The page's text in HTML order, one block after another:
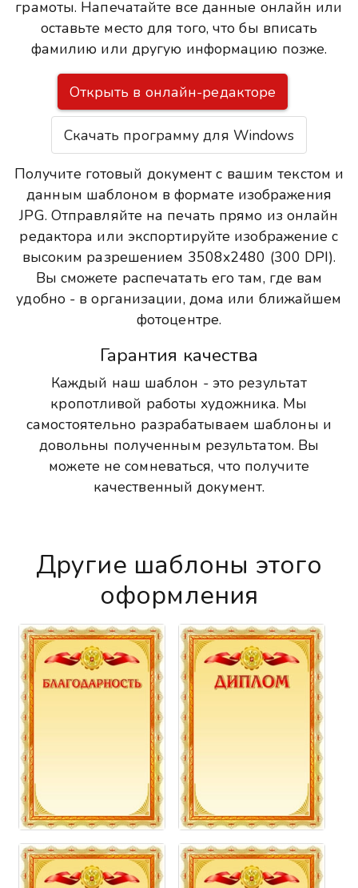
грамоты. Напечатайте все данные онлайн или
оставьте место для того, что бы вписать
фамилию или другую информацию позже.
Открыть в онлайн-редакторе
Скачать программу для Windows
Получите готовый документ с вашим текстом и
данным шаблоном в формате изображения
JPG. Отправляйте на печать прямо из онлайн
редактора или экспортируйте изображение с
высоким разрешением 3508x2480 (300 DPI).
Вы сможете распечатать его там, где вам
удобно - в организации, дома или ближайшем
фотоцентре.
Гарантия качества
Каждый наш шаблон - это результат
кропотливой работы художника. Мы
самостоятельно разрабатываем шаблоны и
довольны полученным результатом. Вы
можете не сомневаться, что получите
качественный документ.
Другие шаблоны этого
оформления